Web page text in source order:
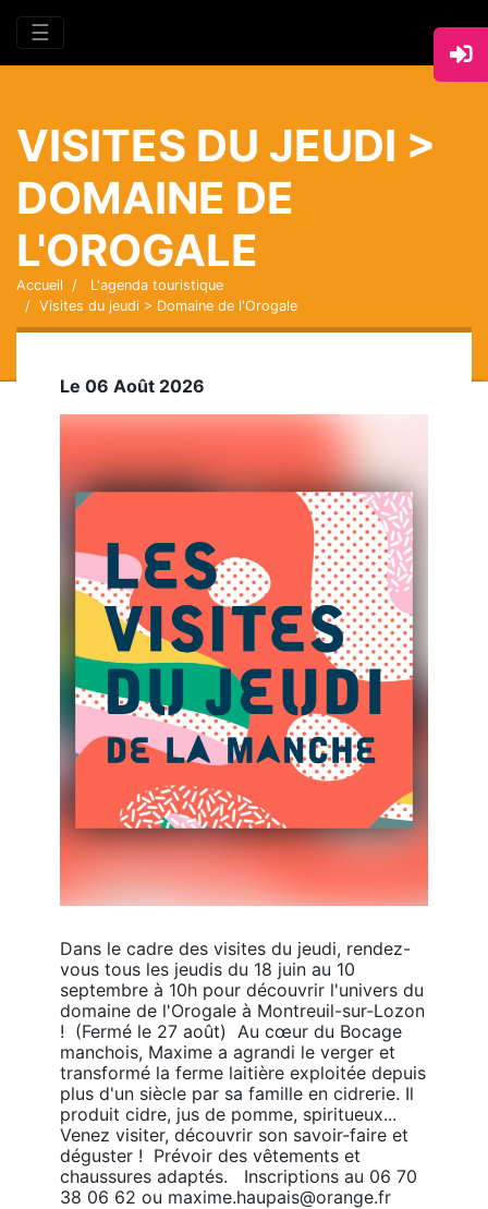
☰
VISITES DU JEUDI >
DOMAINE DE
L'OROGALE
Accueil
L'agenda touristique
Visites du jeudi > Domaine de l'Orogale
Le 06 Août 2026
Dans le cadre des visites du jeudi, rendez-
vous tous les jeudis du 18 juin au 10
septembre à 10h pour découvrir l'univers du
domaine de l'Orogale à Montreuil-sur-Lozon
!  (Fermé le 27 août)  Au cœur du Bocage
manchois, Maxime a agrandi le verger et
transformé la ferme laitière exploitée depuis
plus d'un siècle par sa famille en cidrerie. Il
produit cidre, jus de pomme, spiritueux...
Venez visiter, découvrir son savoir-faire et
déguster !  Prévoir des vêtements et
chaussures adaptés.   Inscriptions au 06 70
38 06 62 ou maxime.haupais@orange.fr